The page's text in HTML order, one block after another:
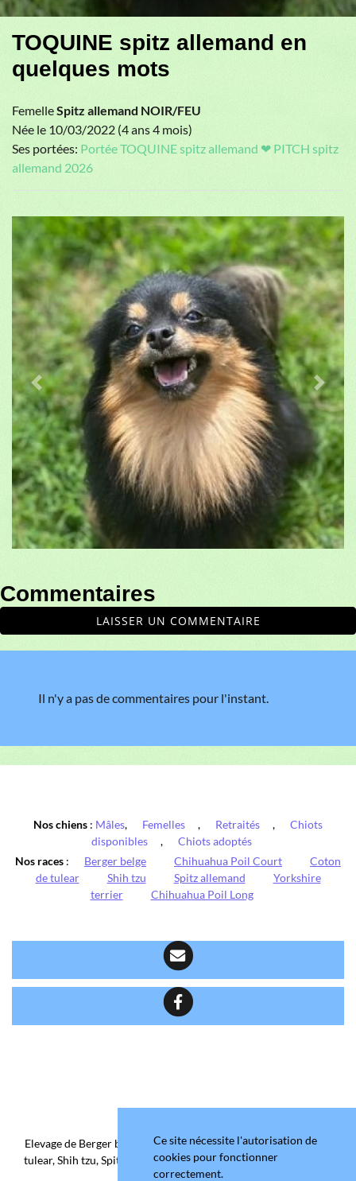
Previous Next
TOQUINE spitz allemand en
quelques mots
FemelleSpitz allemand NOIR/FEU
Née le 10/03/2022 (4 ans 4 mois)
Ses portées: Portée TOQUINE spitz allemand ❤ PITCH spitz
allemand 2026
Commentaires
LAISSER UN COMMENTAIRE
Il n'y a pas de commentaires pour l'instant.
Nos chiens : Mâles, Femelles , Retraités ,
Chiots
disponibles
,
Chiots adoptés
Nos races : Berger belge Chihuahua Poil Court
Coton
de tulear
Shih tzu Spitz allemand
Yorkshire
terrier
Chihuahua Poil Long
Elevage de Berger belge, Chihuahua Poil Court/Long, Coton de
tulear, Shih tzu, Spitz allemand et Yorkshire terrier depuis 2006
situé en Maine-et-Loire
Ce site nécessite l'autorisation de
cookies pour fonctionner
correctement.